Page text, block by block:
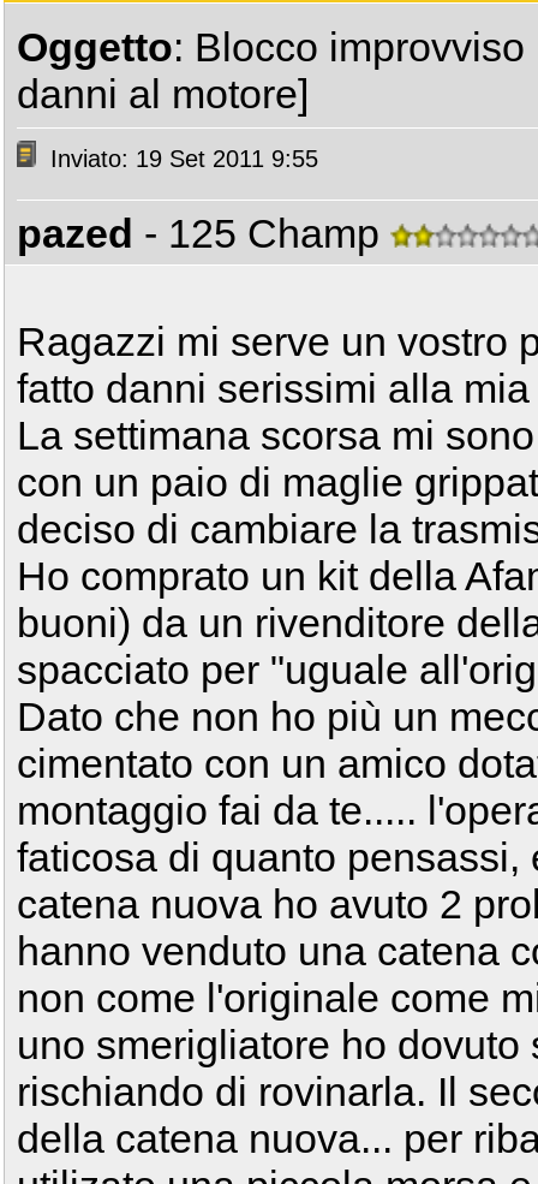
Oggetto: Blocco
danni al motore]
Inviato: 19 Set 2011 9:55
pazed - 125 Champ
Ragazzi mi serve un vostro
fatto danni serissimi alla
La settimana scorsa mi
con un paio di maglie
deciso di cambiare la
Ho comprato un kit della
buoni) da un rivenditore
spacciato per "uguale
Dato che non ho più un
cimentato con un amico
montaggio fai da te.....
faticosa di quanto
catena nuova ho avuto 2
hanno venduto una catena
non come l'originale come
uno smerigliatore ho
rischiando di rovinarla. Il
della catena nuova... per